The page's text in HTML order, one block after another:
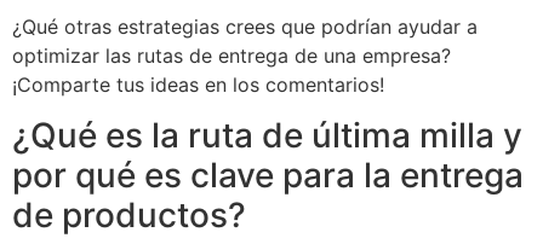
¿Qué otras estrategias crees que podrían ayudar a
optimizar las rutas de entrega de una empresa?
¡Comparte tus ideas en los comentarios!
¿Qué es la ruta de última milla y
por qué es clave para la entrega
de productos?